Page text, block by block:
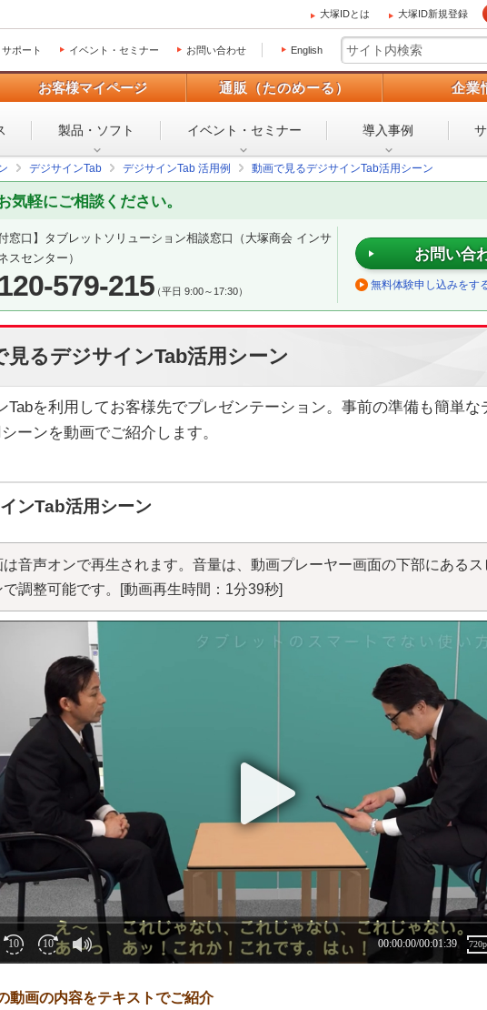
大塚IDとは 大塚ID新規登録
サポート イベント・セミナー お問い合わせ English
お客様マイページ 通販（たのめーる） 企業
製品・ソフト イベント・ セミナー 導入事例
デジサインTab デジサインTab 活用例 動画で見るデジサインTab活用シーン
気軽にご相談ください。
窓口】 タブレットソリューション相談窓口
（大塚商会 インサ
スセンター）
579-215（平日 9:00～17:30）
お問い合
無料体験申し込みをす
見るデジサインTab活用シーン
Tabを利用してお客様先でプレゼンテーション。事前の準備も簡単な
ーンを動画でご紹介します。
ンTab活用シーン
は音声オンで再生されます。音量は、動画プレーヤー画面の下部にあるス
調整可能です。
[動画再生時間：1分39秒]
動画の内容をテキストでご紹介